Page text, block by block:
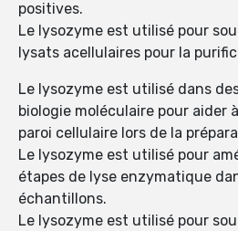
positives.
Le lysozyme est utilisé pour
lysats acellulaires pour la
Le lysozyme est utilisé dans
biologie moléculaire pour aider
paroi cellulaire lors de la
Le lysozyme est utilisé pour
étapes de lyse enzymatique
échantillons.
Le lysozyme est utilisé pour